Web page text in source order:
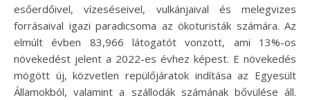
esőerdőivel, vízeséseivel, vulkánjaival és melegvizes
forrásaival igazi paradicsoma az ökoturisták számára. Az
elmúlt évben 83,966 látogatót vonzott, ami 13%-os
növekedést jelent a 2022-es évhez képest. E növekedés
mögött új, közvetlen repülőjáratok indítása az Egyesült
Államokból, valamint a szállodák számának bővülése áll.